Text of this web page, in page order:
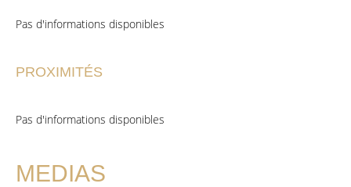
Pas d'informations disponibles
PROXIMITÉS
Pas d'informations disponibles
MEDIAS